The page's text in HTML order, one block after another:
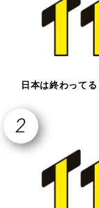
日本は終わって